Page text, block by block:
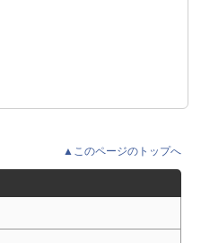
▲このページのトップへ